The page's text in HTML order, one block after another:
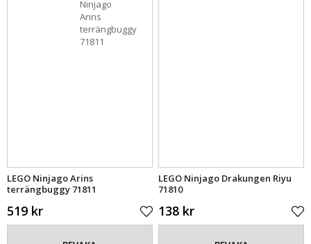
LEGO Ninjago Arins
terrängbuggy 71811
519 kr
LEGO Ninjago Drakungen Riyu
71810
138 kr